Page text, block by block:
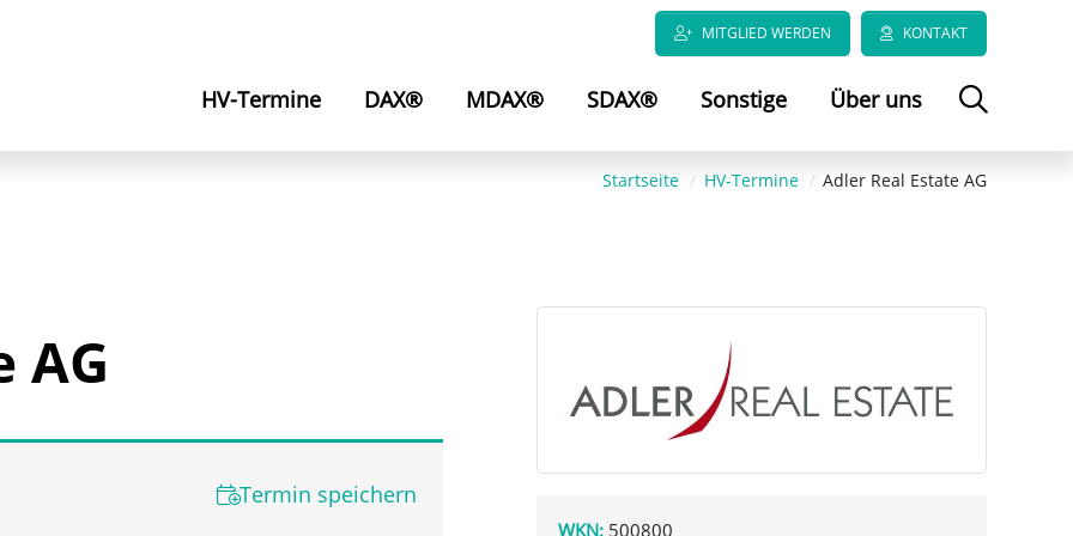
MITGLIED WERDEN KONTAKT
HV-Termine DAX® MDAX® SDAX® Sonstige Über uns
Startseite HV-Termine Adler Real Estate AG
AG
Termin speichern
WKN: 500800